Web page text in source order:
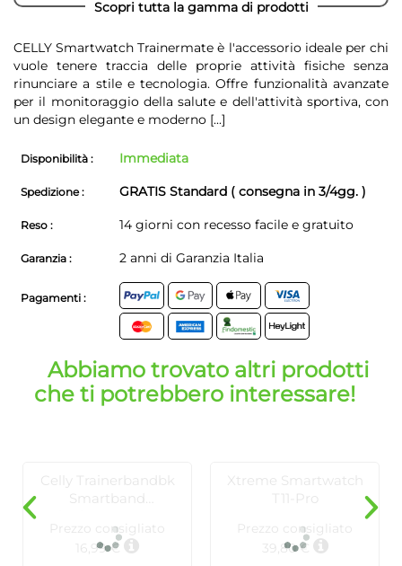
Scopri tutta la gamma di prodotti
CELLY Smartwatch Trainermate è l'accessorio ideale per chi
vuole tenere traccia delle proprie attività fisiche senza
rinunciare a stile e tecnologia. Offre funzionalità avanzate
per il monitoraggio della salute e dell'attività sportiva, con
un design elegante e moderno [...]
Disponibilità : Immediata
Spedizione : GRATIS Standard ( consegna in 3/4gg. )
Reso : 14 giorni con recesso facile e gratuito
Garanzia : 2 anni di Garanzia Italia
Pagamenti :
Abbiamo trovato altri prodotti
che ti potrebbero interessare!
Celly Trainerbandbk
Smartband
Prezzo consigliato
16,99 €
Xtreme Smartwatch
T11-Pro
Prezzo consigliato
39,80 €